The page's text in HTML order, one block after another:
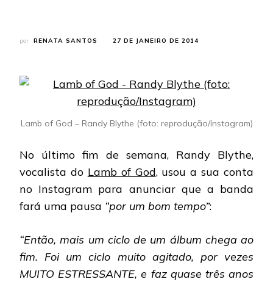
por RENATA SANTOS 27 DE JANEIRO DE 2014
Lamb of God – Randy Blythe (foto: reprodução/Instagram)
No último fim de semana, Randy Blythe,
vocalista do Lamb of God, usou a sua conta
no Instagram para anunciar que a banda
fará uma pausa “por um bom tempo”:
“Então, mais um ciclo de um álbum chega ao
fim. Foi um ciclo muito agitado, por vezes
MUITO ESTRESSANTE, e faz quase três anos